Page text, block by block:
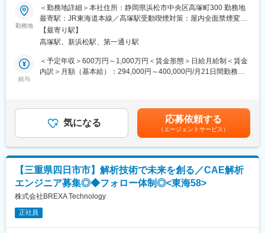
エンジニア（技術社員）を対象に、キャリアチェンジを支援する
制度です。U・Iターンしたい、上流工程へ挑戦したいなど転職に
ともなうリスクを気にすることなく、社内で自分の新しいキャリ
アを形成し、可能性を広げることが可能です。シフトしたことに
よって上がった派遣料金が一定基準を超えた場合、給与に還元し
ております。
■具体的業務：
・四輪車の量産商品開発として車体、エンジン本体、排気系部品
の強度性能を開発する業務
・未知の部品や要件に対してCAEでの評価方法を開発する業務
■キャリアプラン：
CAEを軸とした総合的な開発スキルを身に着け、インド拠点と連
携したグローバルな開発を経験できます。
・将来的には機種の性能開発責任者をお任せします。
最初の1ヶ月で、会社の基礎教育と、部門のCAEモデル作成教育を
受けていただきます。その後、担当係長の下で、部品数の少ない
評価項目から始め、実践を通じて、評価方法を習得していきま
す。
■職場のアピールポイント：
担当範囲を自分で広げていくことができます。コンピュータ仕事
勤務地
＜勤務地詳細＞本社住所：静岡県浜松市中央区高塚町300 勤務地
最寄駅：JR東海道本線／高塚駅受動喫煙対策：屋内全面禁煙変更
の範囲：会社の定める事業所
【最寄り駅】
高塚駅、新浜松駅、第一通り駅
給与
＜予定年収＞600万円～1,000万円＜賃金形態＞日給月給制＜賃金
内訳＞月額（基本給）：294,000円～400,000円/月21日間勤務想
般～主任：年収760万円～920万円40歳／一般～主任：年収760万
円～1,000万円※確約するものではなく、最終学歴・社会人歴及び
経験スキルにより前後します。賃金はあくまでも目安の金額であ
り、選考を通じて上下する可能性があります。月給(月額)は固定手
当を含めた表記です。
気になる 応募依頼する
（エージェントサービス）
【三重県四日市市】解析技術で未来を創る／CAE解析
エンジニア募集◎◆フォロー体制◎<東海58>
株式会社BREXA Technology
正社員